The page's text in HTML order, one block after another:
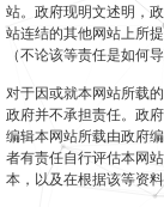
站。政府现明文述明，
站连结的其他网站上所
（不论该等责任是如何导
对于因或就本网站所载
政府并不承担责任。政
编辑本网站所载由政府
者有责任自行评估本网
本，以及在根据该等资